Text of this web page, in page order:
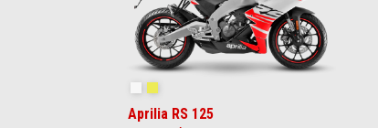
Aprilia RS 125